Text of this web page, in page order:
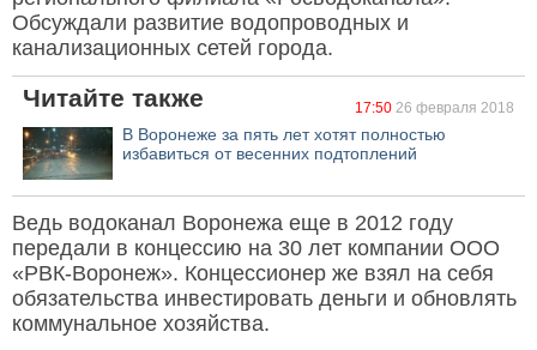
Обсуждали развитие водопроводных и
канализационных сетей города.
Читайте также 17:50 26 февраля 2018
В Воронеже за пять лет хотят полностью
избавиться от весенних подтоплений
Ведь водоканал Воронежа еще в 2012 году
передали в концессию на 30 лет компании ООО
«РВК-Воронеж». Концессионер же взял на себя
обязательства инвестировать деньги и обновлять
коммунальное хозяйства.